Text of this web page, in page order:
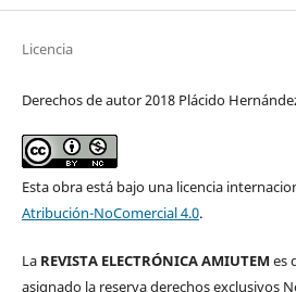
Licencia
Derechos de autor 2018 Plácido
Esta obra está bajo una licencia
Atribución-NoComercial 4.0.
La REVISTA ELECTRÓNICA AMIUTEM es
asignado la reserva derechos exclusivos